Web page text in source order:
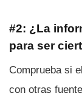
#2: ¿La
para ser
Comprueba si
con otras